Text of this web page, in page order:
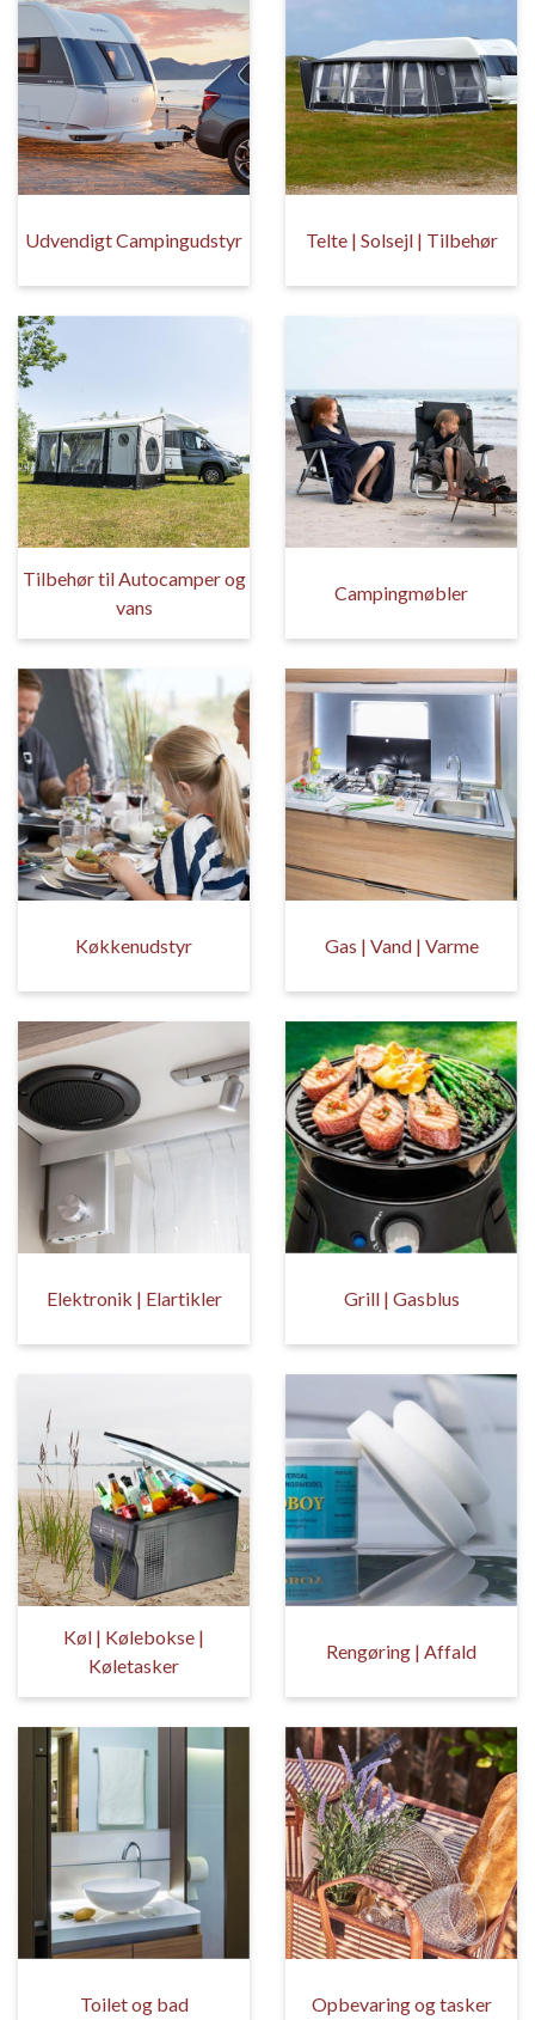
Udvendigt Campingudstyr Telte | Solsejl | Tilbehør
Tilbehør til Autocamper og
vans
Campingmøbler
Køkkenudstyr Gas | Vand | Varme
Elektronik | Elartikler Grill | Gasblus
Køl | Kølebokse |
Køletasker
Rengøring | Affald
Toilet og bad Opbevaring og tasker